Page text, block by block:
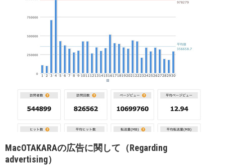
MacOTAKARAの広告に関して（Regarding
advertising）